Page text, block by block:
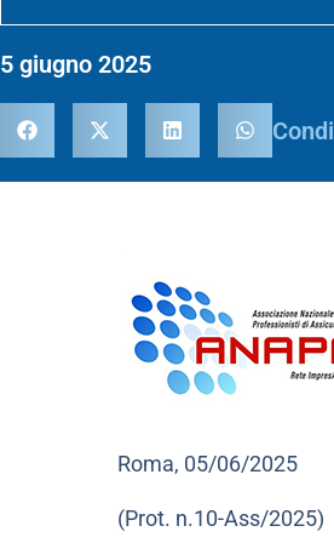
5 giugno 2025
Roma, 05/06/2025
(Prot. n.10-Ass/2025)